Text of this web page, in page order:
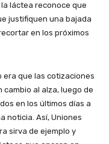
láctea reconoce que
justifiquen una bajada
en los próximos
era que las cotizaciones
al alza, luego de
en los últimos días a
noticia. Así, Uniones
sirva de ejemplo y